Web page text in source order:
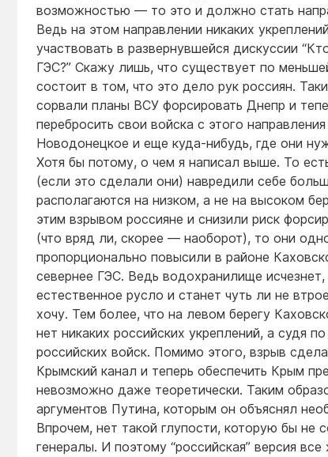
возможностью — то это и должно стать
Ведь на этом направлении никаких
участвовать в развернувшейся дискуссии
ГЭС?” Скажу лишь, что существует по
состоит в том, что это дело рук россиян.
сорвали планы ВСУ форсировать Днепр и
перебросить свои войска с этого
Новодонецкое и еще куда-нибудь, где они
Хотя бы потому, о чем я написал выше. То
(если это сделали они) навредили себе
располагаются на низком, а не на высоком
этим взрывом россияне и снизили риск
(что вряд ли, скорее — наоборот), то они
пропорционально повысили в районе
севернее ГЭС. Ведь водохранилище
естественное русло и станет чуть ли не
хочу. Тем более, что на левом берегу
нет никаких российских укреплений, а судя
российских войск. Помимо этого, взрыв
Крымский канал и теперь обеспечить Крым
невозможно даже теоретически. Таким
аргументов Путина, которым он объяснял
Впрочем, нет такой глупости, которую бы не
генералы. И поэтому “российская” версия